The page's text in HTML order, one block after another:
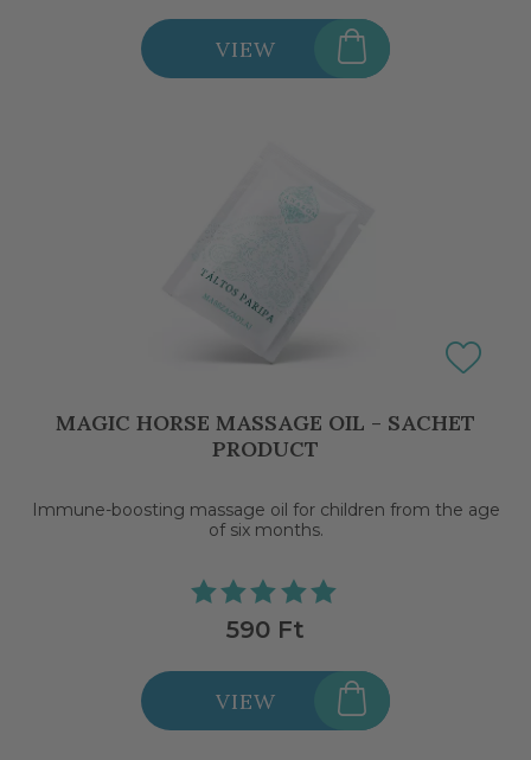
VIEW
MAGIC HORSE MASSAGE OIL - SACHET
PRODUCT
Immune-boosting massage oil for children from the age
of six months.
590 Ft
VIEW